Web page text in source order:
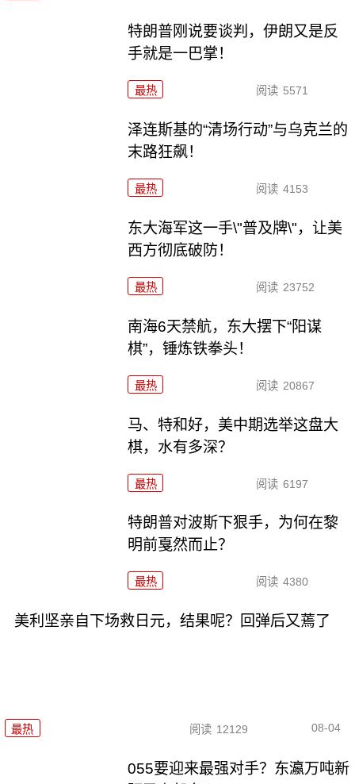
特朗普刚说要谈判，伊朗又是反
手就是一巴掌！
最热 阅读 5571
泽连斯基的“清场行动”与乌克兰的
末路狂飙！
最热 阅读 4153
东大海军这一手\"普及牌\"，让美
西方彻底破防！
最热 阅读 23752
南海6天禁航，东大摆下“阳谋
棋”，锤炼铁拳头！
最热 阅读 20867
马、特和好，美中期选举这盘大
棋，水有多深？
最热 阅读 6197
特朗普对波斯下狠手，为何在黎
明前戛然而止？
最热 阅读 4380
美利坚亲自下场救日元，结果呢？回弹后又蔫了
最热 阅读 12129 08-04
055要迎来最强对手？东瀛万吨新